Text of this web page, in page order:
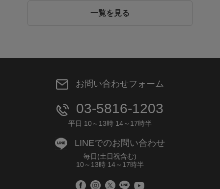
一覧を見る
お問い合わせフォーム
03-5816-1203
平日 10～13時 14～17時半
LINEでのお問い合わせ
毎日(土日祝含む)
10～13時 14～17時半